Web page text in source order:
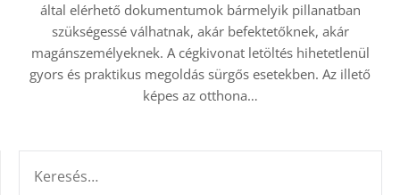
által elérhető dokumentumok bármelyik pillanatban
szükségessé válhatnak, akár befektetőknek, akár
magánszemélyeknek. A cégkivonat letöltés hihetetlenül
gyors és praktikus megoldás sürgős esetekben. Az illető
képes az otthona…